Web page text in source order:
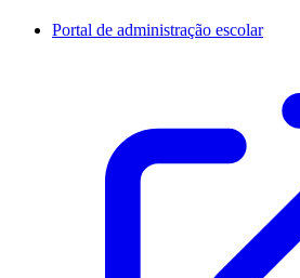
Portal de administração escolar